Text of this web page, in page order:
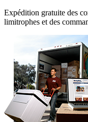
Expédition gratuite des
limitrophes et des